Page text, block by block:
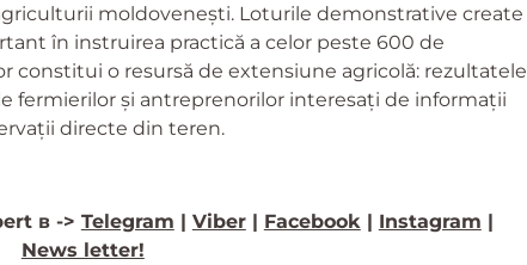
moldovenești. Loturile demonstrative create
în instruirea practică a celor peste 600 de
constitui o resursă de extensiune agricolă: rezultatele
fermierilor și antreprenorilor interesați de informații
directe din teren.
в -> Telegram | Viber| Facebook | Instagram |
News letter!